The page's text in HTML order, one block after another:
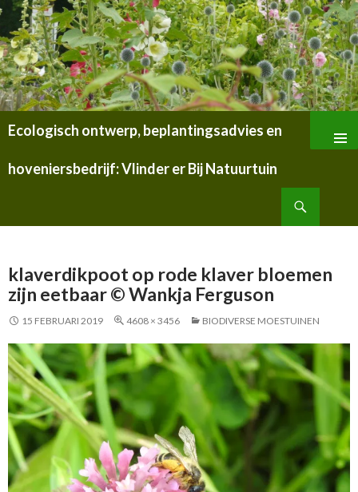
Ecologisch ontwerp, beplantingsadvies en
hoveniersbedrijf: Vlinder er Bij Natuurtuin
NAAR
INHOUD
klaverdikpoot op rode klaver bloemen
zijn eetbaar © Wankja Ferguson
15 FEBRUARI 2019 4608 × 3456 BIODIVERSE MOESTUINEN